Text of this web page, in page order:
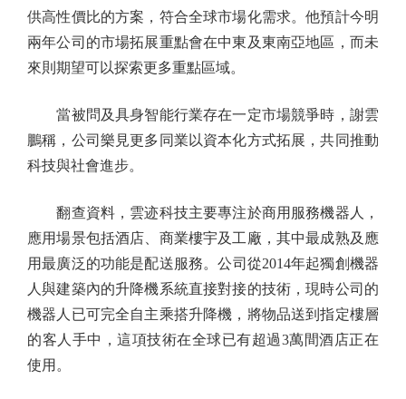
供高性價比的方案，符合全球市場化需求。他預計今明
兩年公司的市場拓展重點會在中東及東南亞地區，而未
來則期望可以探索更多重點區域。
當被問及具身智能行業存在一定市場競爭時，謝雲
鵬稱，公司樂見更多同業以資本化方式拓展，共同推動
科技與社會進步。
翻查資料，雲迹科技主要專注於商用服務機器人，
應用場景包括酒店、商業樓宇及工廠，其中最成熟及應
用最廣泛的功能是配送服務。公司從2014年起獨創機器
人與建築內的升降機系統直接對接的技術，現時公司的
機器人已可完全自主乘搭升降機，將物品送到指定樓層
的客人手中，這項技術在全球已有超過3萬間酒店正在
使用。